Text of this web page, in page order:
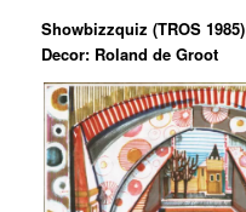
Showbizzquiz (TROS 1985)
Decor: Roland de Groot